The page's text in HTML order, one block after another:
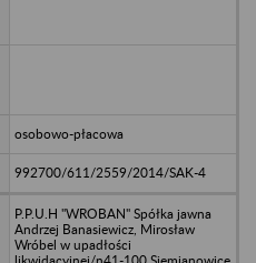
osobowo-płacowa
992700/611/2559/2014/SAK-4
P.P.U.H "WROBAN" Spółka jawna
Andrzej Banasiewicz, Mirosław
Wróbel w upadłości